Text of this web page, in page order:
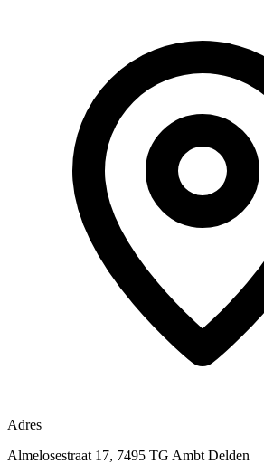
Adres
Almelosestraat 17, 7495 TG Ambt Delden